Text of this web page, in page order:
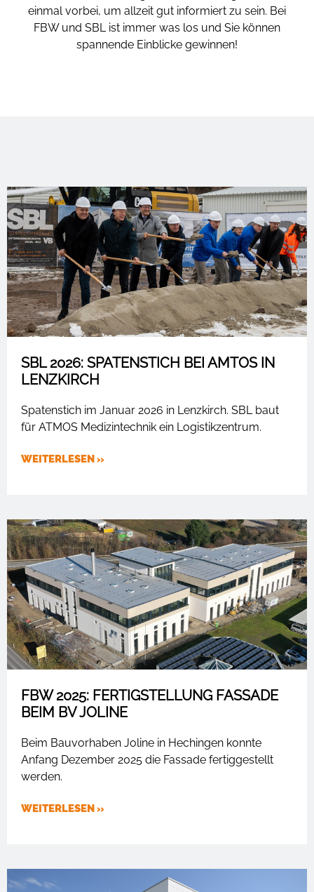
einmal vorbei, um allzeit gut informiert zu sein. Bei
FBW und SBL ist immer was los und Sie können
spannende Einblicke gewinnen!
SBL 2026: SPATENSTICH BEI AMTOS IN
LENZKIRCH
Spatenstich im Januar 2026 in Lenzkirch. SBL baut
für ATMOS Medizintechnik ein Logistikzentrum.
WEITERLESEN »
FBW 2025: FERTIGSTELLUNG FASSADE
BEIM BV JOLINE
Beim Bauvorhaben Joline in Hechingen konnte
Anfang Dezember 2025 die Fassade fertiggestellt
werden.
WEITERLESEN »